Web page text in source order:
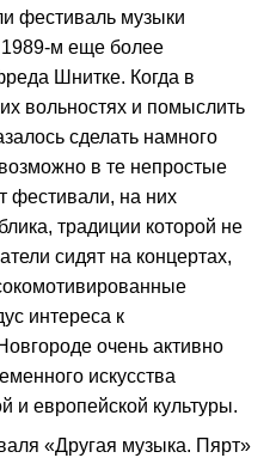
фестиваль музыки
м еще более
Шнитке. Когда в
вольностях и помыслить
сделать намного
в те непростые
фестивали, на них
традиции которой не
сидят на концертах,
интереса к
очень активно
искусства
и европейской культуры.
«Другая музыка. Пярт»